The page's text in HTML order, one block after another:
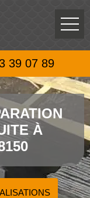
39 07 89
À